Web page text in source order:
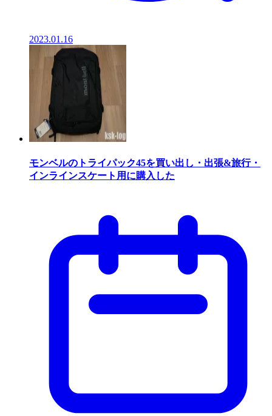
2023.01.16
モンベルのトライパック45を買い出し・出張&旅行・
インラインスケート用に購入した